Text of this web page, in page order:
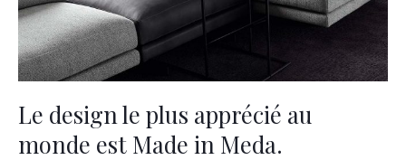
Le design le plus apprécié au
monde est Made in Meda.
est
Made
in
Meda.